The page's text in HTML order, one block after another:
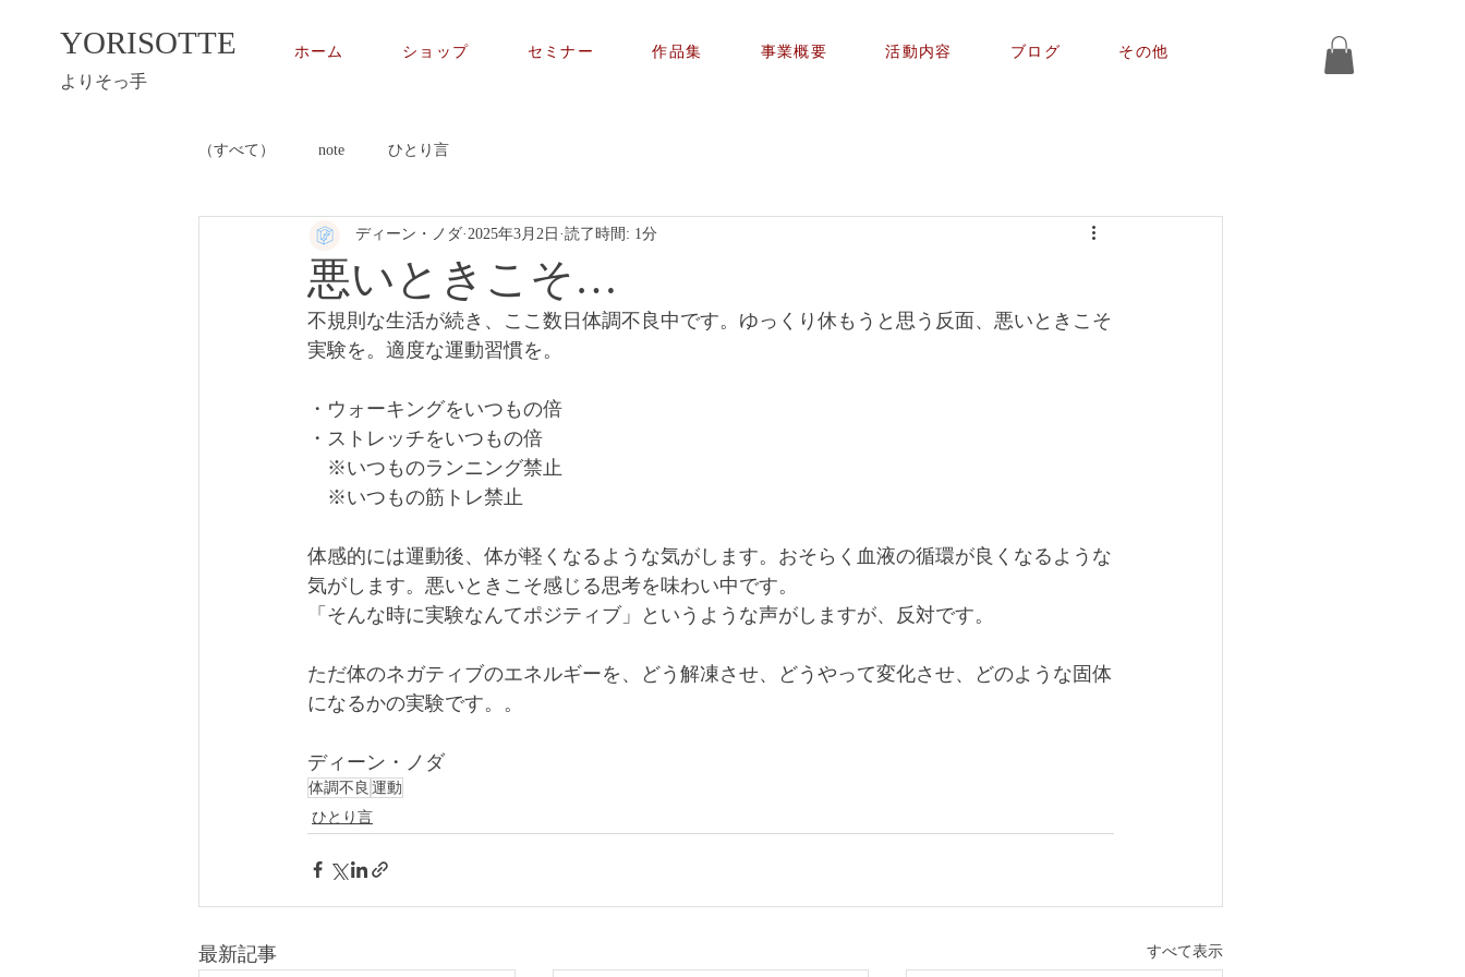
YORISOTTE
よりそっ手
ホーム ショップ セミナー 作品集 事業概要 活動内容 ブログ その他
（すべて） note ひとり言
悪いときこそ…
ディーン・ノダ 2025年3月2日 読了時間: 1分
不規則な生活が続き、ここ数日体調不良中です。ゆっくり休もうと思う反面、悪いときこそ
実験を。適度な運動習慣を。
・ウォーキングをいつもの倍
・ストレッチをいつもの倍
※いつものランニング禁止
※いつもの筋トレ禁止
体感的には運動後、体が軽くなるような気がします。おそらく血液の循環が良くなるような
気がします。悪いときこそ感じる思考を味わい中です。
「そんな時に実験なんてポジティブ」というような声がしますが、反対です。
ただ体のネガティブのエネルギーを、どう解凍させ、どうやって変化させ、どのような固体
になるかの実験です。。
ディーン・ノダ
体調不良 運動
ひとり言
最新記事 すべて表示